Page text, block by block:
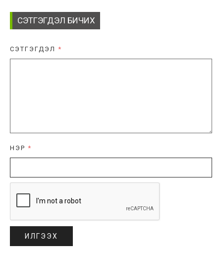
СЭТГЭГДЭЛ БИЧИХ
СЭТГЭГДЭЛ *
НЭР *